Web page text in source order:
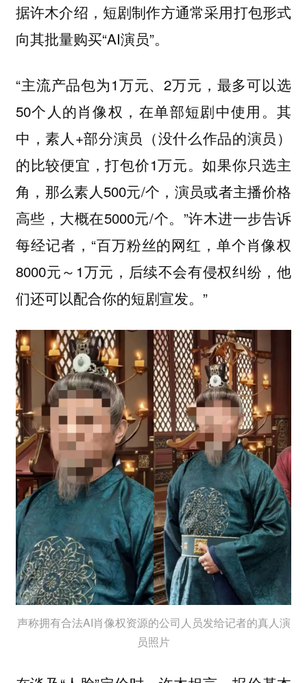
据许木介绍，短剧制作方通常采用打包形式
向其批量购买“AI演员”。
“主流产品包为1万元、2万元，最多可以选
50个人的肖像权，在单部短剧中使用。其
中，素人+部分演员（没什么作品的演员）
的比较便宜，打包价1万元。如果你只选主
角，那么素人500元/个，演员或者主播价格
高些，大概在5000元/个。”许木进一步告诉
每经记者，“百万粉丝的网红，单个肖像权
8000元～1万元，后续不会有侵权纠纷，他
们还可以配合你的短剧宣发。”
声称拥有合法AI肖像权资源的公司人员发给记者的真人演
员照片